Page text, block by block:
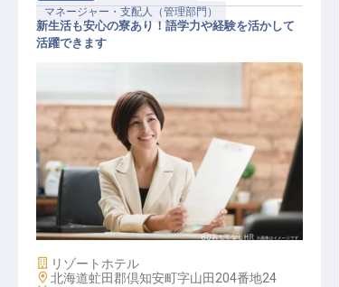
マネージャー・支配人（管理部門）
マネージャー・支配人（管理部門）
/ 契約社員
新生活も安心の寮あり！語学力や経験を活かして
活躍できます
施設業態
リゾートホテル
勤務地
北海道虻田郡倶知安町字山田204番地24